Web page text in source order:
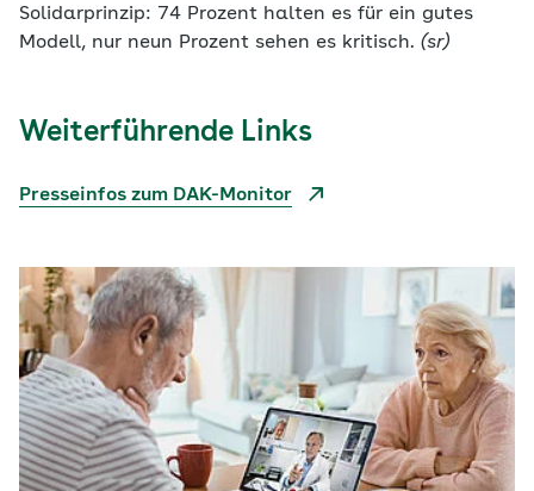
Solidarprinzip: 74 Prozent halten es für ein gutes
Modell, nur neun Prozent sehen es kritisch. (sr)
Weiterführende Links
Presseinfos zum DAK-Monitor